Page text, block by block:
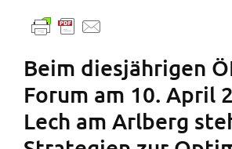
Beim diesjährigen
Forum am 10. April
Lech am Arlberg